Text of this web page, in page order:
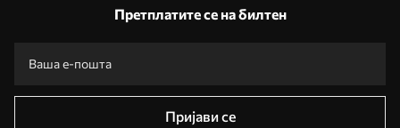
Претплатите се на билтен
Пријави се